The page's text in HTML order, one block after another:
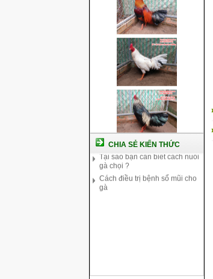
CHIA SẺ KIẾN THỨC
Cách nuôi gà chế độ đá c1
Cách nuôi gà đông tảo thuần
chủng
Kỹ thuật nuôi gà con mới nở
Hướng dẫn nuôi gà đá
Tại sao bạn cần biết cách nuôi
gà chọi ?
Cách điều trị bệnh sổ mũi cho
gà